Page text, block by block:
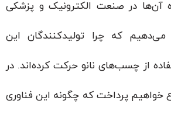
آن‌ها در صنعت الکترونیک و پزشکی
که چرا تولیدکنندگان این
از چسب‌های نانو حرکت کرده‌اند. در
خواهیم پرداخت که چگونه این فناوری